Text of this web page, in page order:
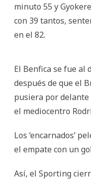
minuto 55 y
con 39 tantos,
en el 82.
El Benfica se fue al
después de que el
pusiera por
el mediocentro
Los ‘encarnados’
el empate con un
Así, el Sporting